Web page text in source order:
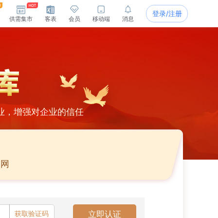
供需集市 客表 会员 移动端 消息
登录/注册
，增强对企业的信任
获取验证码 立即认证